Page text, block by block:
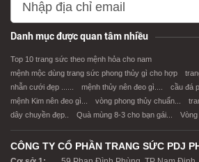
XEM CHI TIẾT
Danh mục được quan tâm nhiều
Top 10 trang sức theo mệnh hỏa cho nam
mệnh mộc dùng trang sức phong thủy gì cho hợp
nhẫn cưới đẹp ......
mệnh thủy nên đeo gì....
cầu đá
mệnh Kim nên đeo gì...
vòng phong thủy chuẩn...
dây chuyền đẹp..
Quà mùng 8-3 cho bạn gái...
CÔNG TY CỔ PHẦN TRANG SỨC PDJ